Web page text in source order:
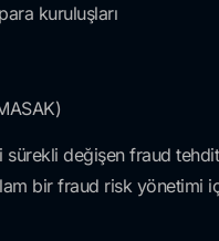
kuruluşları
sürekli değişen fraud
bir fraud risk yönetimi